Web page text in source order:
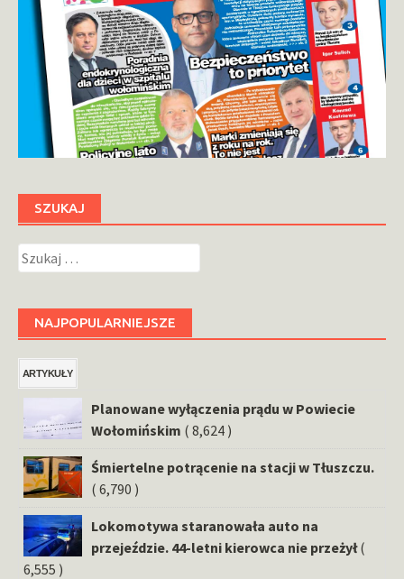
SZUKAJ
Szukaj:
NAJPOPULARNIEJSZE
ARTYKUŁY
Planowane wyłączenia prądu w Powiecie
Wołomińskim ( 8,624 )
Śmiertelne potrącenie na stacji w Tłuszczu.
( 6,790 )
Lokomotywa staranowała auto na
przejeździe. 44-letni kierowca nie przeżył (
6,555 )